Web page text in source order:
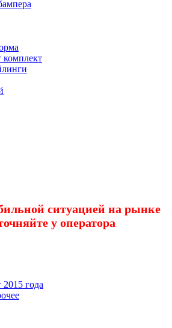
комплект
ситуацией на рынке
у оператора
2015 года